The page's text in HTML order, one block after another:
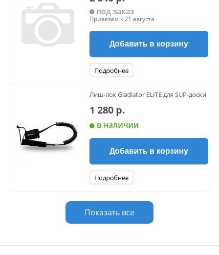
под заказ
Привезем к 21 августа
Добавить в корзину
Подробнее
Лиш-лок Gladiator ELITE для SUP-доски
1 280 р.
в наличии
Добавить в корзину
Подробнее
Показать все